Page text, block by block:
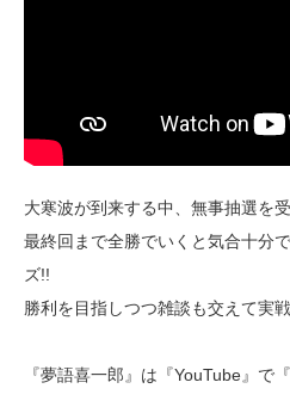
大寒波が到来する中、無事抽選を
最終回まで全勝でいくと気合十分
ズ!!
勝利を目指しつつ雑談も交えて実
『夢語喜一郎』は『YouTube』で